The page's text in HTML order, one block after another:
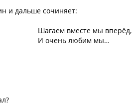
и дальше сочиняет:
Шагаем вместе мы вперёд,
И очень любим мы…